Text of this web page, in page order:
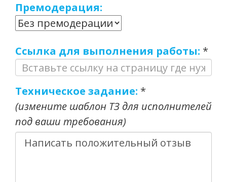
Премодерация:
Ссылка для выполнения работы: *
Техническое задание: *
(измените шаблон ТЗ для исполнителей
под ваши требования)